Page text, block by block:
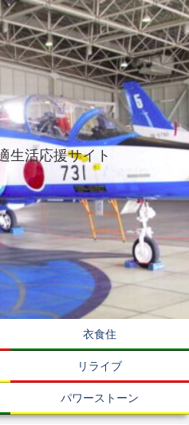
生活応援サイト
衣食住
リライブ
パワーストーン